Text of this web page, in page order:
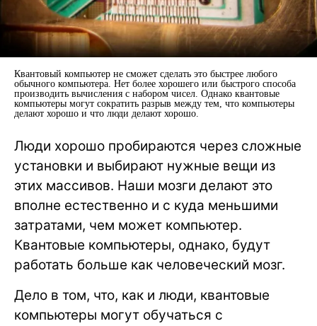
Квантовый компьютер не сможет сделать это быстрее любого
обычного компьютера. Нет более хорошего или быстрого способа
производить вычисления с набором чисел. Однако квантовые
компьютеры могут сократить разрыв между тем, что компьютеры
делают хорошо и что люди делают хорошо.
Люди хорошо пробираются через сложные
установки и выбирают нужные вещи из
этих массивов. Наши мозги делают это
вполне естественно и с куда меньшими
затратами, чем может компьютер.
Квантовые компьютеры, однако, будут
работать больше как человеческий мозг.
Дело в том, что, как и люди, квантовые
компьютеры могут обучаться с